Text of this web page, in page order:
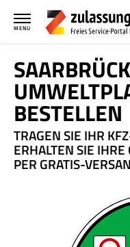
MENU
BESTELLEN
TRAGEN SIE IHR
ERHALTEN SIE
PER GRATIS-